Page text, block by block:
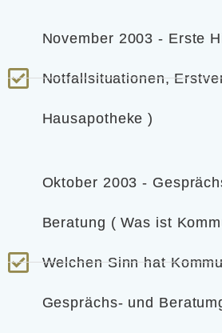
November 2003 - Erste
Notfallsituationen,
Hausapotheke )
Oktober 2003 -
Beratung ( Was ist
Welchen Sinn hat
Gesprächs- und